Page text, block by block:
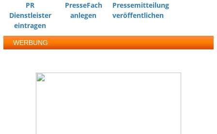
PR
Dienstleister
eintragen
PresseFach
anlegen
Pressemitteilung
veröffentlichen
WERBUNG